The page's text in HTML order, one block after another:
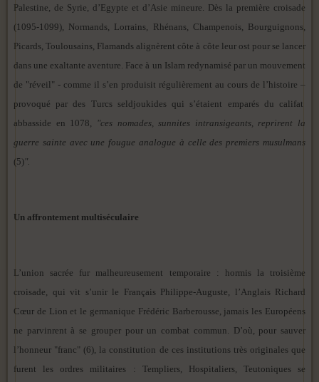
Palestine, de Syrie, d’Egypte et d’Asie mineure. Dès la première croisade
(1095-1099), Normands, Lorrains, Rhénans, Champenois, Bourguignons,
Picards, Toulousains, Flamands alignèrent côte à côte leur ost pour se lancer
dans une exaltante aventure. Face à un Islam redynamisé par un mouvement
de "réveil" - comme il s’en produisit régulièrement au cours de l’histoire –
provoqué par des Turcs seldjoukides qui s’étaient emparés du califat
abbasside en 1078, "ces nomades, sunnites intransigeants, reprirent la
guerre sainte avec une fougue analogue à celle des premiers musulmans
(5)".
Un affrontement multiséculaire
L’union sacrée fur malheureusement temporaire : hormis la troisième
croisade, qui vit s’unir le Français Philippe-Auguste, l’Anglais Richard
Cœur de Lion et le germanique Frédéric Barberousse, jamais les Européens
ne parvinrent à se grouper pour un combat commun. D’où, pour sauver
l’honneur "franc" (6), la constitution de ces institutions très originales que
furent les ordres militaires : Templiers, Hospitaliers, Teutoniques se